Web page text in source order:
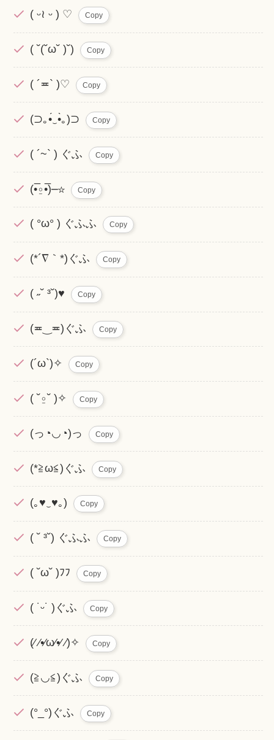
( ᵕ≀ ᵕ ) ♡ Copy
( ˘(˘ω˘ )˘) Copy
( ´≖` )♡ Copy
(⊃｡•́‿•̀｡)⊃ Copy
( ´~` ) ぐふ Copy
(•̅⍛•̅)━☆ Copy
( °ω° ) ぐふふ Copy
(*´∇｀*)ぐふ Copy
( ˶˘ ³˘)♥ Copy
(≖‿≖)ぐふ Copy
(´ω`)✧ Copy
( ˘⍛˘ )✧ Copy
(っ◔◡◔)っ Copy
(*≧ω≦)ぐふ Copy
(｡♥‿♥｡) Copy
( ˘ ³˘) ぐふふ Copy
( ˘ω˘ )ﾌﾌ Copy
( ˙ᵕ˙ )ぐふ Copy
(⁄ ⁄•⁄ω⁄•⁄ ⁄)✧ Copy
(≧◡≦)ぐふ Copy
(°_°)ぐふ Copy